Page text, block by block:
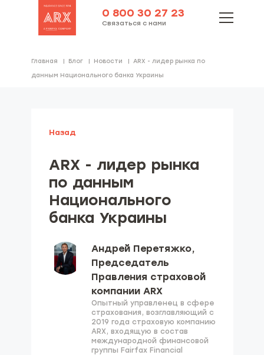
0 800 30 27 23
Связаться с нами
Главная Блог Новости
ARX - лидер рынка по
данным Национального банка Украины
Назад
ARX - лидер рынка
по данным
Национального
банка Украины
Андрей Перетяжко,
Председатель
Правления страховой
компании ARX
Опытный управленец в сфере
страхования, возглавляющий с
2019 года страховую компанию
ARX, входящую в состав
международной финансовой
группы Fairfax Financial